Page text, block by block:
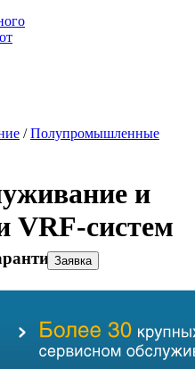
/Полупромышленные
и
VRF-систем
Заявка